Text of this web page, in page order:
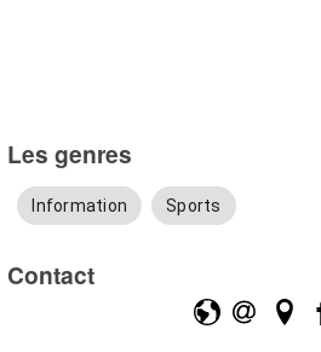
Les genres
Information Sports
Contact